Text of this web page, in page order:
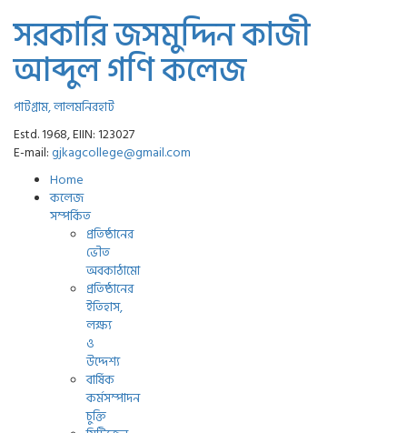
সরকারি জসমুদ্দিন কাজী
আব্দুল গণি কলেজ
পাটগ্রাম, লালমনিরহাট
Estd. 1968, EIIN: 123027
E-mail:gjkagcollege@gmail.com
Home
কলেজ
সম্পর্কিত
প্রতিষ্ঠানের
ভৌত
অবকাঠামো
প্রতিষ্ঠানের
ইতিহাস,
লক্ষ্য
ও
উদ্দেশ্য
বার্ষিক
কর্মসম্পাদন
চুক্তি